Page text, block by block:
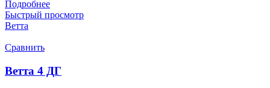
Подробнее
Быстрый просмотр
Ветта
Сравнить
Ветта 4 ДГ